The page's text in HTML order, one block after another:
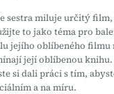
sestra miluje určitý
to jako téma pro
jejího oblíbeného filmu
její oblíbenou
si dali práci s tím,
a na míru.